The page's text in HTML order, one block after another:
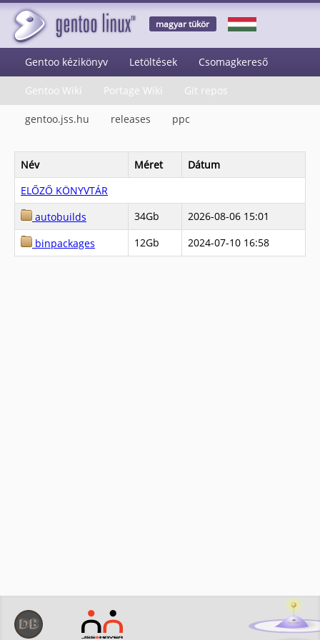
magyar tükör
Gentoo kézikönyv Letöltések Csomagkereső
Gentoo Wiki Portage Wiki Git repos
gentoo.jss.hu releases ppc
Név Méret
Dátum
ELŐZŐ KÖNYVTÁR
autobuilds
34Gb
2026-08-06 15:01
binpackages
12Gb 2024-07-10 16:58